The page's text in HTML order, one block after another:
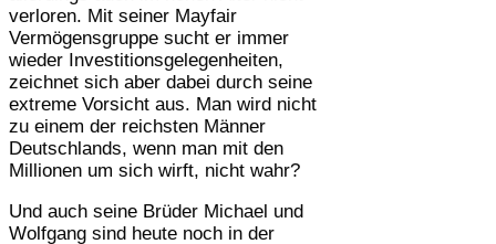
verloren. Mit seiner Mayfair
Vermögensgruppe sucht er immer
wieder Investitionsgelegenheiten,
zeichnet sich aber dabei durch seine
extreme Vorsicht aus. Man wird nicht
zu einem der reichsten Männer
Deutschlands, wenn man mit den
Millionen um sich wirft, nicht wahr?
Und auch seine Brüder Michael und
Wolfgang sind heute noch in der